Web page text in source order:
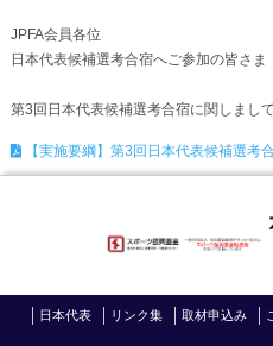
JPFA会員各位
日本代表候補選考合宿へご参加の皆さま
第3回日本代表候補選考合宿に関しまし
【実施要綱】第3回日本代表候補選考
取材申込み
リンク集
日本代表